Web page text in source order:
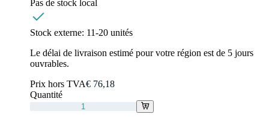
Pas de stock local
Stock externe: 11-20 unités
Le délai de livraison estimé pour votre région est de 5 jours
ouvrables.
Prix hors TVA€ 76,18
Quantité